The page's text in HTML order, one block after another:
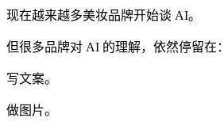
现在越来越多美妆品牌开始谈 AI。
但很多品牌对 AI 的理解，依然停留在：
写文案。
做图片。